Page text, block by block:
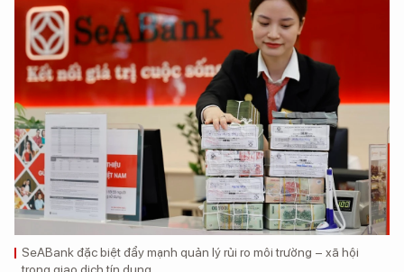
SeABank đặc biệt đẩy mạnh quản lý rủi ro môi trường – xã hội